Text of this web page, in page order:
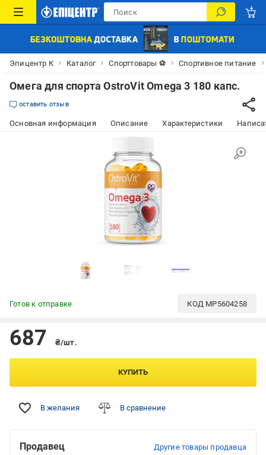
Эпицентр К Каталог Спорттовары ⚽ Спортивное питание
Омега для спорта OstroVit Omega 3 180 капс.
оставить отзыв
Основная информация Описание Характеристики
Готов к отправке КОД MP5604258
687 ₴/шт.
КУПИТЬ
В желания В сравнение
Продавец Другие товары продавца